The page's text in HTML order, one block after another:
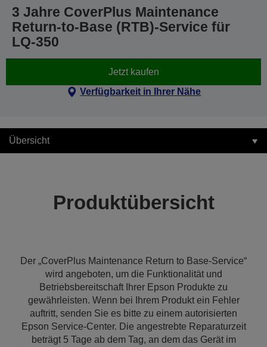
3 Jahre CoverPlus Maintenance
Return-to-Base (RTB)-Service für
LQ-350
Jetzt kaufen
Verfügbarkeit in Ihrer Nähe
Übersicht
Produktübersicht
Der „CoverPlus Maintenance Return to Base-Service“
wird angeboten, um die Funktionalität und
Betriebsbereitschaft Ihrer Epson Produkte zu
gewährleisten. Wenn bei Ihrem Produkt ein Fehler
auftritt, senden Sie es bitte zu einem autorisierten
Epson Service-Center. Die angestrebte Reparaturzeit
beträgt 5 Tage ab dem Tag, an dem das Gerät im